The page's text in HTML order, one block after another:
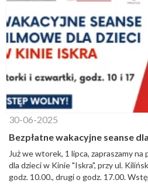
30-06-2025
Bezpłatne wakacyjne seanse
Już we wtorek, 1 lipca, zapraszamy
dla dzieci w Kinie "Iskra", przy ul.
godz. 10.00., drugi o godz. 17.00.